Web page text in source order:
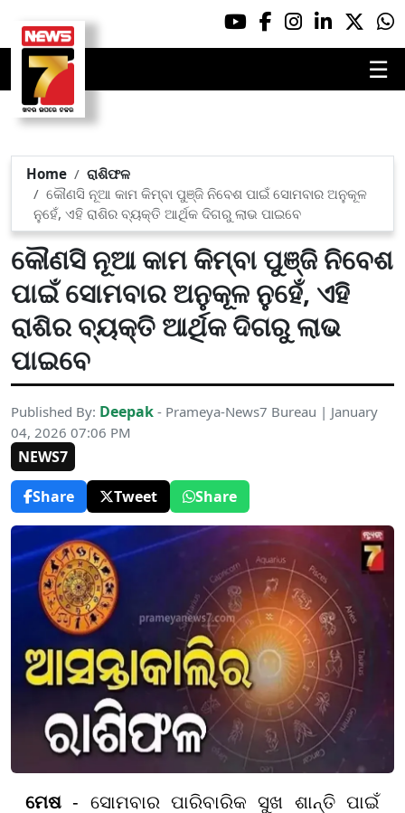
☰
Home
ରାଶିଫଳ
କୌଣସି ନୂଆ କାମ କିମ୍ବା ପୁଞ୍ଜି ନିବେଶ ପାଇଁ ସୋମବାର ଅନୁକୂଳ
ନୁହେଁ, ଏହି ରାଶିର ବ୍ୟକ୍ତି ଆର୍ଥିକ ଦିଗରୁ ଲାଭ ପାଇବେ
କୌଣସି ନୂଆ କାମ କିମ୍ବା ପୁଞ୍ଜି ନିବେଶ
ପାଇଁ ସୋମବାର ଅନୁକୂଳ ନୁହେଁ, ଏହି
ରାଶିର ବ୍ୟକ୍ତି ଆର୍ଥିକ ଦିଗରୁ ଲାଭ
ପାଇବେ
Published By: Deepak - Prameya-News7 Bureau | January
04, 2026 07:06 PM
NEWS7
Share
Tweet Share
ମେଷ- ସୋମବାର ପାରିବାରିକ ସୁଖ ଶାନ୍ତି ପାଇଁ